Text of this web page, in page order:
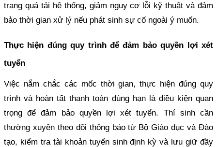
trạng quá tải hệ thống, giảm nguy cơ lỗi kỹ thuật và đảm
bảo thời gian xử lý nếu phát sinh sự cố ngoài ý muốn.
Thực hiện đúng quy trình để đảm bảo quyền lợi xét
tuyển
Việc nắm chắc các mốc thời gian, thực hiện đúng quy
trình và hoàn tất thanh toán đúng hạn là điều kiện quan
trọng để đảm bảo quyền lợi xét tuyển. Thí sinh cần
thường xuyên theo dõi thông báo từ Bộ Giáo dục và Đào
tạo, kiểm tra tài khoản tuyển sinh định kỳ và lưu giữ đầy